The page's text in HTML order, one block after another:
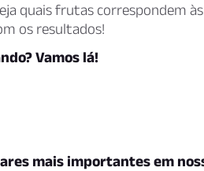
quais frutas correspondem
os resultados!
Vamos lá!
mais importantes em